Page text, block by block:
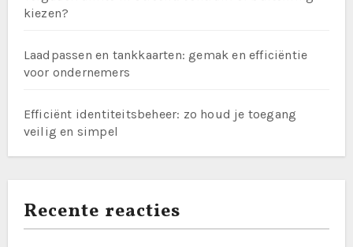
kiezen?
Laadpassen en tankkaarten: gemak en efficiëntie
voor ondernemers
Efficiënt identiteitsbeheer: zo houd je toegang
veilig en simpel
Recente reacties